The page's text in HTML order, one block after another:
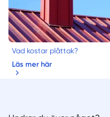
Vad kostar plåttak?
Läs mer här